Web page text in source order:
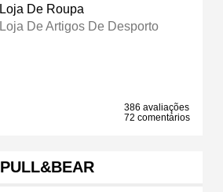
Loja De Roupa
Loja De Artigos De Desporto
386 avaliações
72 comentários
PULL&BEAR